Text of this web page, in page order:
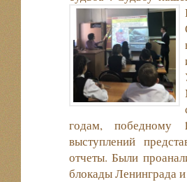
годам, победному
выступлений
отчеты. Были
блокады Ленинграда